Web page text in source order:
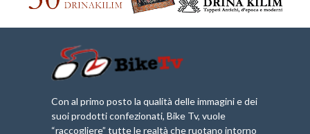
Con al primo posto la qualità delle immagini e dei
suoi prodotti confezionati, Bike Tv, vuole
“raccogliere” tutte le realtà che ruotano intorno